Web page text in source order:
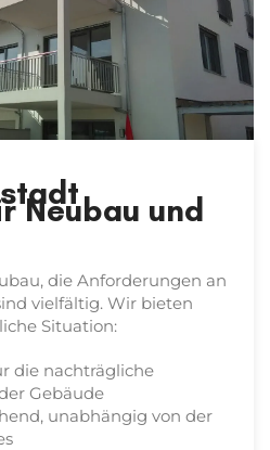
Neubau und
die Anforderungen an
vielfältig. Wir bieten
Situation:
die nachträgliche
Gebäude
unabhängig von der